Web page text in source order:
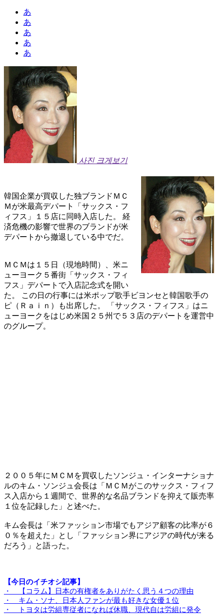
あ
あ
あ
あ
あ
사진 크게보기
韓国企業が買収した独ブランドＭＣ
Ｍが米最高デパート「サックス・フ
ィフス」１５店に同時入店した。 経
済危機の影響で世界のブランドが米
デパートから撤退している中でだ。
ＭＣＭは１５日（現地時間）、米ニ
ューヨーク５番街「サックス・フィ
フス」デパートで入店記念式を開い
た。 この日の行事には米ポップ歌手ビヨンセと韓国歌手の
ピ（Ｒａｉｎ）も出席した。 「サックス・フィフス」はニ
ューヨークをはじめ米国２５州で５３店のデパートを運営中
のグループ。
２００５年にＭＣＭを買収したソンジュ・インターナショナ
ルのキム・ソンジュ会長は「ＭＣＭがこのサックス・フィフ
ス入店から１週間で、世界的な名品ブランドを抑えて販売率
１位を記録した」と述べた。
キム会長は「米ファッション市場でもアジア顧客の比率が６
０％を超えた」とし「ファッション界にアジアの時代が来る
だろう」と語った。
【今日のイチオシ記事】
・ 【コラム】日本の有権者をありがたく思う４つの理由
・ キム・ソナ、日本人ファンが最も好きな女優１位
・ トヨタは労組専従者になれば休職、現代自は労組に発令